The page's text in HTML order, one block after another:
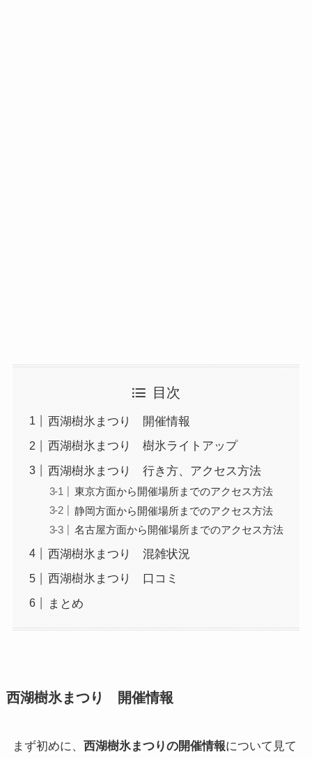
目次
西湖樹氷まつり 開催情報
西湖樹氷まつり 樹氷ライトアップ
西湖樹氷まつり 行き方、アクセス方法
東京方面から開催場所までのアクセス方法
静岡方面から開催場所までのアクセス方法
名古屋方面から開催場所までのアクセス方法
西湖樹氷まつり 混雑状況
西湖樹氷まつり 口コミ
まとめ
西湖樹氷まつり 開催情報
まず初めに、 西湖樹氷まつりの開催情報について見て